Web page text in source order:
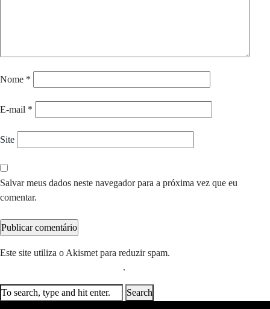
Nome *
E-mail *
Site
Salvar meus dados neste navegador para a próxima vez que eu
comentar.
Este site utiliza o Akismet para reduzir spam.
.
Search